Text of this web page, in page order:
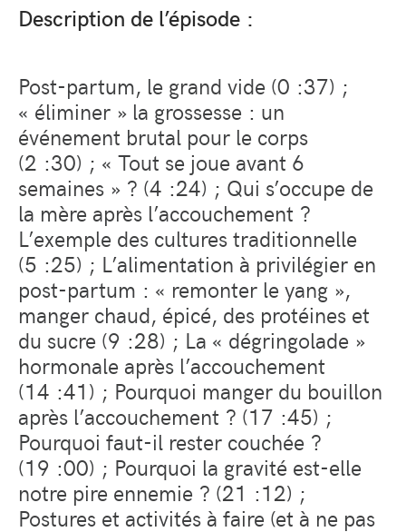
Description de l’épisode :
Post-partum, le grand vide (0 :37) ;
« éliminer » la grossesse : un
événement brutal pour le corps
(2 :30) ; « Tout se joue avant 6
semaines » ? (4 :24) ; Qui s’occupe de
la mère après l’accouchement ?
L’exemple des cultures traditionnelle
(5 :25) ; L’alimentation à privilégier en
post-partum : « remonter le yang »,
manger chaud, épicé, des protéines et
du sucre (9 :28) ; La « dégringolade »
hormonale après l’accouchement
(14 :41) ; Pourquoi manger du bouillon
après l’accouchement ? (17 :45) ;
Pourquoi faut-il rester couchée ?
(19 :00) ; Pourquoi la gravité est-elle
notre pire ennemie ? (21 :12) ;
Postures et activités à faire (et à ne pas